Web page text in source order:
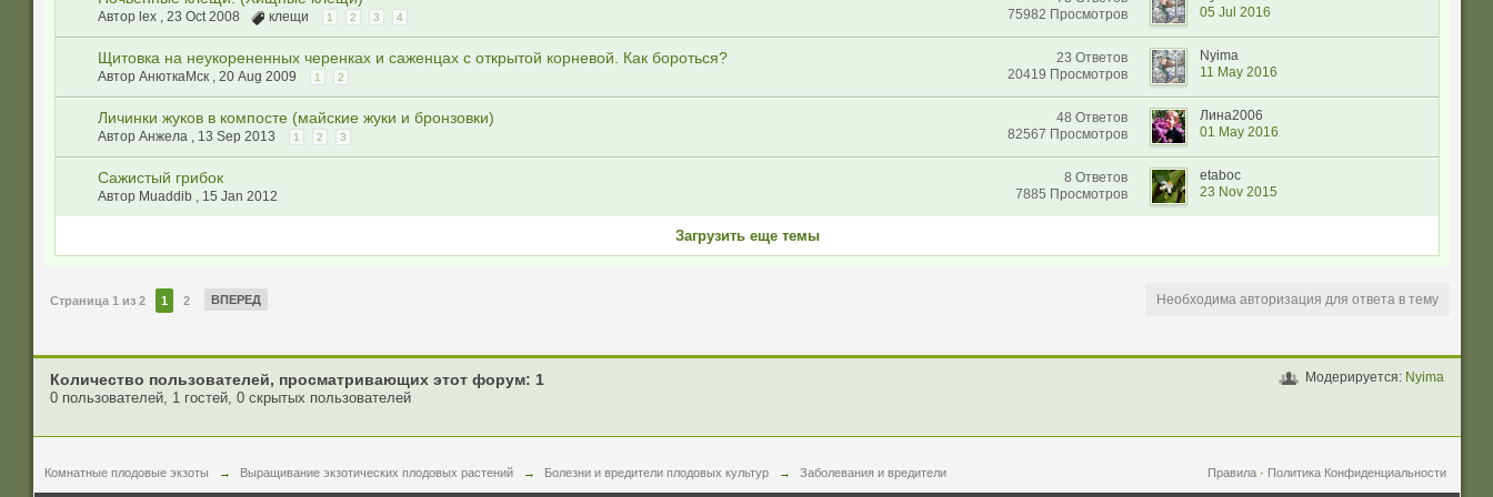
Автор lex , 23 Oct 2008 клещи 1 2 3 4
75982 Просмотров
05 Jul 2016
Щитовка на неукорененных черенках и саженцах с открытой корневой. Как бороться?
Автор АнюткаМск , 20 Aug 2009 1 2
23 Ответов
20419 Просмотров
Nyima
11 May 2016
Личинки жуков в компосте (майские жуки и бронзовки)
Автор Анжела , 13 Sep 2013 1 2 3
48 Ответов
82567 Просмотров
Лина2006
01 May 2016
Сажистый грибок
Автор Muaddib , 15 Jan 2012
8 Ответов
7885 Просмотров
etaboc
23 Nov 2015
Загрузить еще темы
Страница 1 из 2 1 2 ВПЕРЕД Необходима авторизация для ответа в тему
Модерируется: Nyima
Количество пользователей, просматривающих этот форум: 1
0 пользователей, 1 гостей, 0 скрытых пользователей
Комнатные плодовые экзоты → Выращивание экзотических плодовых растений → Болезни и вредители плодовых культур → Заболевания и вредители Политика Конфиденциальности
Правила ·